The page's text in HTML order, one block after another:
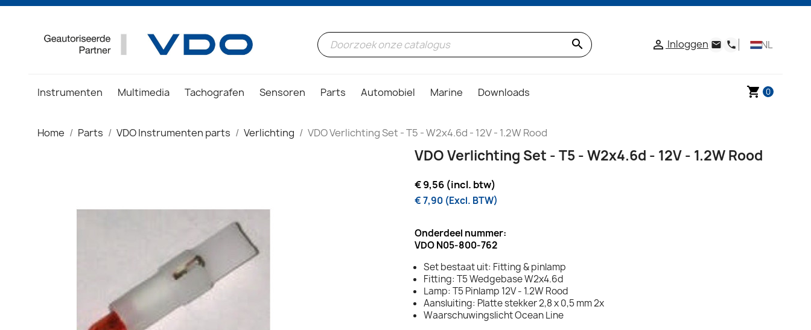
search  Inloggen email phone NL
Instrumenten Multimedia Tachografen Sensoren Parts Automobiel Marine Downloads shopping_cart 0
Home Parts VDO Instrumenten parts Verlichting VDO Verlichting Set - T5 - W2x4.6d - 12V - 1.2W Rood
VDO Verlichting Set - T5 - W2x4.6d - 12V - 1.2W Rood
€ 9,56 (incl. btw)
€ 7,90 (Excl. BTW)
Onderdeel nummer:
VDO N05-800-762
Set bestaat uit: Fitting & pinlamp
Fitting: T5 Wedgebase W2x4.6d
Lamp: T5 Pinlamp 12V - 1.2W Rood
Aansluiting: Platte stekker 2,8 x 0,5 mm 2x
Waarschuwingslicht Ocean Line